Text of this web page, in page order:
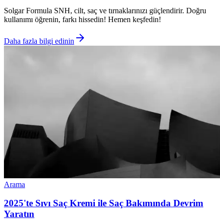
Solgar Formula SNH, cilt, saç ve tırnaklarınızı güçlendirir. Doğru
kullanımı öğrenin, farkı hissedin! Hemen keşfedin!
Daha fazla bilgi edinin
Arama
2025'te Sıvı Saç Kremi ile Saç Bakımında Devrim
Yaratın